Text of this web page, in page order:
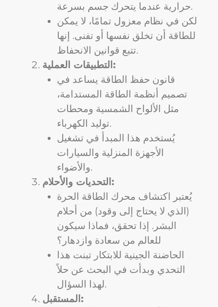
حرارية عندما يتحرك جسم بسرعة.
لكن في نظام معزول تمامًا، لا يمكن
للطاقة أن تخلق نفسها أو تفنى. إنها
تتبع قوانين الانحفاظ.
التطبيقات العملية:
قانون حفظ الطاقة يساعد في
تصميم أنظمة الطاقة المستدامة،
مثل الألواح الشمسية ومحطات
توليد الكهرباء.
يُستخدم هذا المبدأ في تشغيل
الأجهزة المنزلية والسيارات
والأضواء.
التحديات والأحلام:
يُعتبر اكتشاف محرك الطاقة الحرة
(الذي لا يحتاج إلى وقود) من أحلام
البشر. إذا تحقق، فماذا سيكون
للعالم من سعادة وازدهار؟
الحاضنة الجينية للابتكار تبنت هذا
التحدي وبدأت في البحث عن حلاً
لهذا السؤال.
المستقبل: